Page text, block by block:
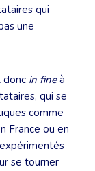
qui
une
donc in fineà
qui se
comme
France ou en
se tourner